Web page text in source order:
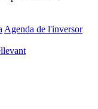
Agenda de l'inversor